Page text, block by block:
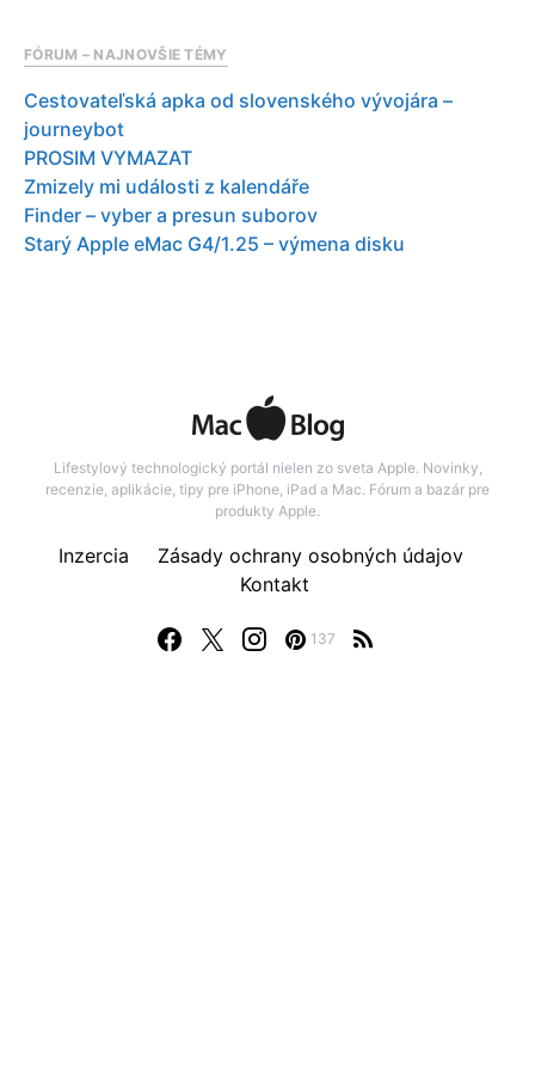
FÓRUM – NAJNOVŠIE TÉMY
Cestovateľská apka od slovenského vývojára –
journeybot
PROSIM VYMAZAT
Zmizely mi události z kalendáře
Finder – vyber a presun suborov
Starý Apple eMac G4/1.25 – výmena disku
Lifestylový technologický portál nielen zo sveta Apple. Novinky,
recenzie, aplikácie, tipy pre iPhone, iPad a Mac. Fórum a bazár pre
produkty Apple.
137
Inzercia
Zásady ochrany osobných údajov
Kontakt